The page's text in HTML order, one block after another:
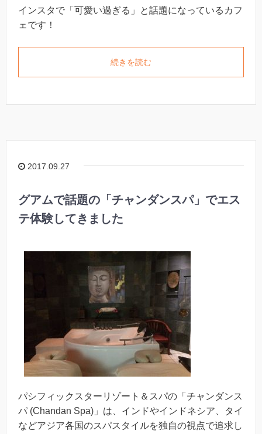
インスタで「可愛い過ぎる」と話題になっているカフ
ェです！
続きを読む
2017.09.27
グアムで話題の「チャンダンスパ」でエス
テ体験してきました
パシフィックスターリゾート＆スパの「チャンダンス
パ (Chandan Spa)」は、インドやインドネシア、タイ
などアジア各国のスパスタイルを独自の視点で追求し